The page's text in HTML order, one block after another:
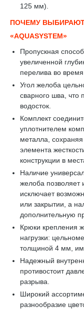
125 мм).
ПОЧЕМУ
«AQUASYSTEM»
Пропускная
увеличенной
перелива во
Угол желоба
сварного шва, что
водосток.
Комплект
уплотнителем
металла,
элемента
конструкции в
Наличие
желоба позволяет
исключает
или закрытии, а
дополнительную
Крюки крепления
нагрузки:
толщиной 4 мм,
Надежный
противостоит
разрыва.
Широкий
разнообразие